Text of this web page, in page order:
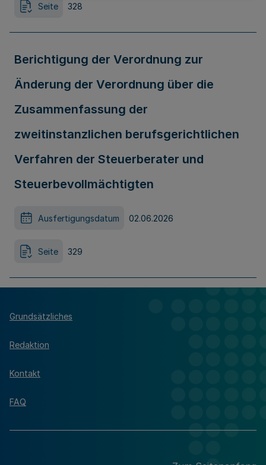
Seite 328
Berichtigung der Verordnung zur
Änderung der Verordnung über die
Zusammenfassung der
zweitinstanzlichen berufsgerichtlichen
Verfahren der Steuerberater und
Steuerbevollmächtigten
Ausfertigungsdatum 02.06.2026
Seite 329
Grundsätzliches
Redaktion
Kontakt
FAQ